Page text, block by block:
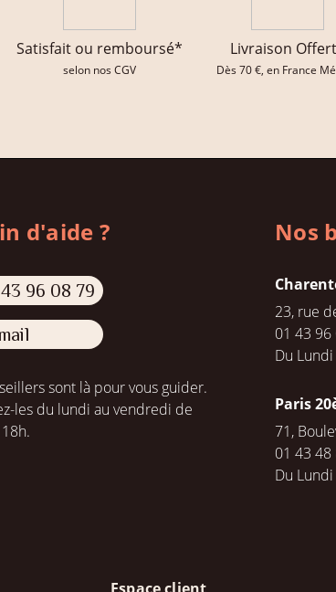
Satisfait ou remboursé*
selon nos CGV
Livraison
Dès 70 €, en France
d'aide ?
96 08 79
sont là pour vous guider.
les du lundi au vendredi de
Nos
23, rue
01 43 96
Du
Paris
71,
01 43 48
Du